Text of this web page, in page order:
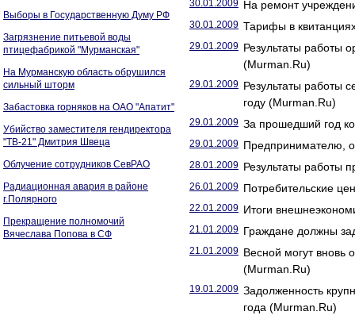
Выборы в Государственную Думу РФ
Загрязнение питьевой воды
птицефабрикой "Мурманская"
На Мурманскую область обрушился
сильный шторм
Забастовка горняков на ОАО "Апатит"
Убийство заместителя гендиректора
"ТВ-21" Дмитрия Швеца
Облучение сотрудников СевРАО
Радиационная авария в районе
г.Полярного
Прекращение полномочий
Вячеслава Попова в СФ
30.01.2009 На ремонт
30.01.2009 Тарифы в
29.01.2009 Результаты работы
(Murman.Ru)
29.01.2009 Результаты работы
году (Murman.Ru)
29.01.2009 За прошедший год
29.01.2009 Предпринимателю,
28.01.2009 Результаты работы
26.01.2009 Потребительские
22.01.2009 Итоги
21.01.2009 Граждане должны
21.01.2009 Весной могут вновь
(Murman.Ru)
19.01.2009 Задолженность
года (Murman.Ru)